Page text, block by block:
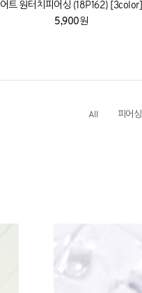
어트 원터치피어싱 (18P162) [3color]
5,900원
All 피어싱